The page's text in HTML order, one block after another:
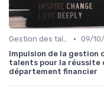
Gestion des talents • 09/
Impulsion de la gestion
talents pour la réussite
département financier